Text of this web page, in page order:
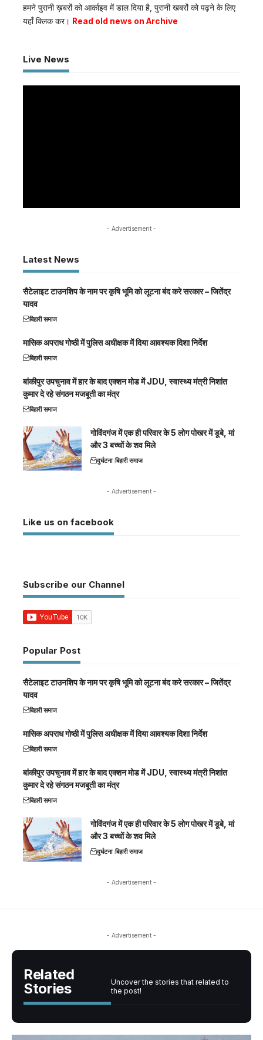
हमने पुरानी ख़बरों को आर्काइव में डाल दिया है, पुरानी खबरों को पढ़ने के लिए
यहाँ क्लिक कर। Read old news on Archive
Live News
- Advertisement -
Latest News
सैटेलाइट टाउनशिप के नाम पर कृषि भूमि को लूटना बंद करे सरकार – जितेंद्र
यादव
बिहारी समाज
मासिक अपराध गोष्ठी में पुलिस अधीक्षक में दिया आवश्यक दिशा निर्देश
बिहारी समाज
बांकीपुर उपचुनाव में हार के बाद एक्शन मोड में JDU, स्वास्थ्य मंत्री निशांत
कुमार दे रहे संगठन मजबूती का मंत्र
बिहारी समाज
गोविंदगंज में एक ही परिवार के 5 लोग पोखर में डूबे, मां
और 3 बच्चों के शव मिले
दुर्घटना बिहारी समाज
- Advertisement -
Like us on facebook
Subscribe our Channel
Popular Post
सैटेलाइट टाउनशिप के नाम पर कृषि भूमि को लूटना बंद करे सरकार – जितेंद्र
यादव
बिहारी समाज
मासिक अपराध गोष्ठी में पुलिस अधीक्षक में दिया आवश्यक दिशा निर्देश
बिहारी समाज
बांकीपुर उपचुनाव में हार के बाद एक्शन मोड में JDU, स्वास्थ्य मंत्री निशांत
कुमार दे रहे संगठन मजबूती का मंत्र
बिहारी समाज
गोविंदगंज में एक ही परिवार के 5 लोग पोखर में डूबे, मां
और 3 बच्चों के शव मिले
दुर्घटना बिहारी समाज
- Advertisement -
- Advertisement -
Related
Stories
Uncover the stories that related to
the post!